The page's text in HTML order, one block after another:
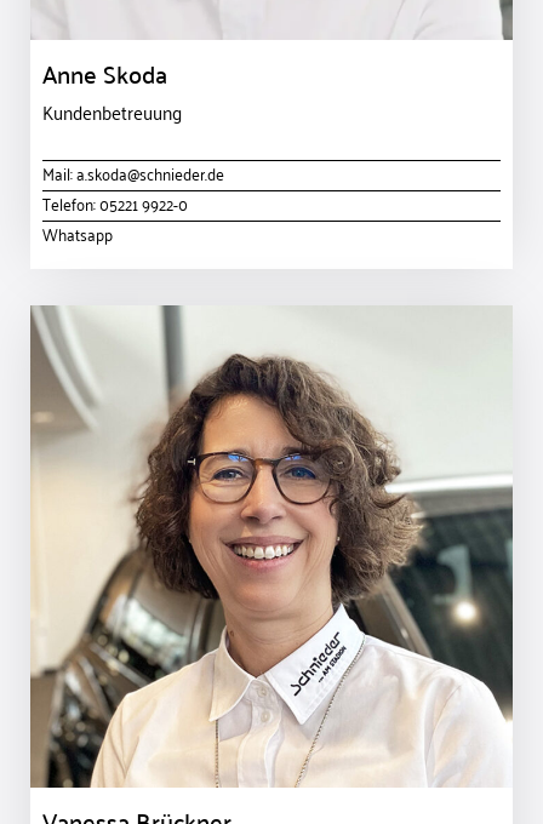
Anne Skoda
Kundenbetreuung
Mail:a.skoda@schnieder.de
Telefon:05221 9922-0
Whatsapp